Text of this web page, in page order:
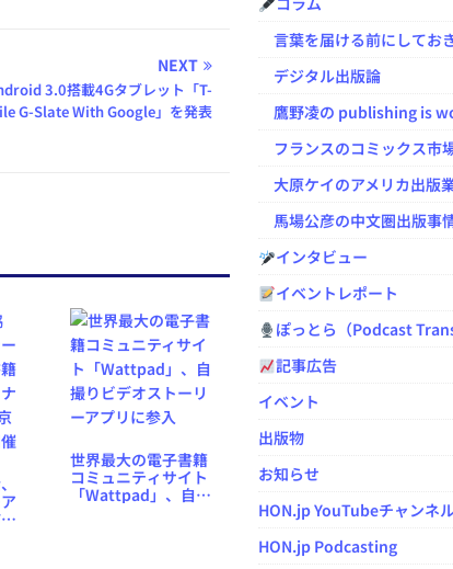
NEXT
3.0搭載4Gタブレット「T-
G-Slate With Google」を発表
世界最大の電子書籍
コミュニティサイト
「Wattpad」、自撮
言葉を届ける前にしてお
デジタル出版論
鷹野凌の publishing is
フランスのコミックス市
大原ケイのアメリカ出版
馬場公彦の中文圏出版事
インタビュー
イベントレポート
ぽっとら（Podcast
記事広告
イベント
出版物
お知らせ
HON.jp YouTubeチャンネ
HON.jp Podcasting